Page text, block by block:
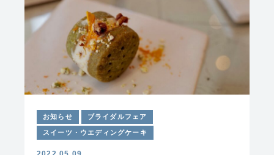
お知らせ ブライダルフェア
スイーツ・ウエディングケーキ